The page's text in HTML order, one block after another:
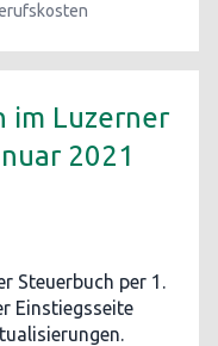
im Luzerner
2021
Steuerbuch per 1.
Einstiegsseite